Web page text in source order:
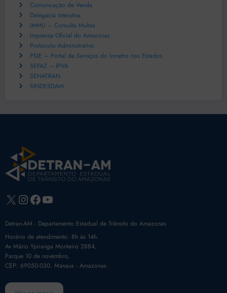
Comunicação de Venda
Delegacia Interativa
IMMU – Consulta Multas
Imprensa Oficial do Amazonas
Protocolo Administrativo
PSIE – Portal de Serviços do Inmetro nos Estados
SEFAZ – IPVA
SENATRAN
SINDESDAM
X Instagram
Facebook
Youtube
Detran-AM - Departamento Estadual de Trânsito do Amazonas
Horário de atendimento: 8h às 14h.
Av Mário Ypiranga Monteiro 2884,
Parque 10 de novembro,
CEP: 69050-030. Manaus - Amazonas